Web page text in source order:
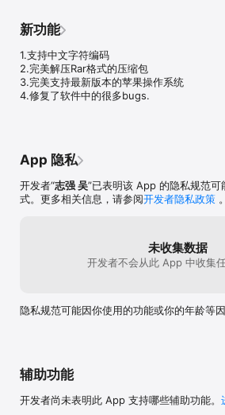
• 过滤掉不必要的文件。
• 可以从文件列表里面直接拖拽文件到Finder
• 浏览图片的EXIF信息
• 获取音视频的详细信息
如使用中有任何问题，欢迎联系：
新功能
1.支持中文字符编码
2.完美解压Rar格式的压缩包
3.完美支持最新版本的苹果操作系统
4.修复了软件中的很多bugs.
App 隐私
开发者“志强 吴”已表明该 App 的隐私规范
式。更多相关信息，请参阅开发者隐私政策 。
未收集数据
开发者不会从此 App 中收集任
隐私规范可能因你使用的功能或你的年龄等因
辅助功能
开发者尚未表明此 App 支持哪些辅助功能。